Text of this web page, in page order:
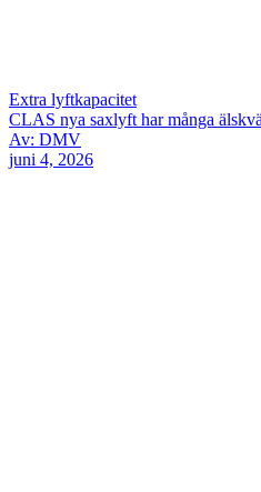
Extra lyftkapacitet
CLAS nya saxlyft har många
Av: DMV
juni 4, 2026